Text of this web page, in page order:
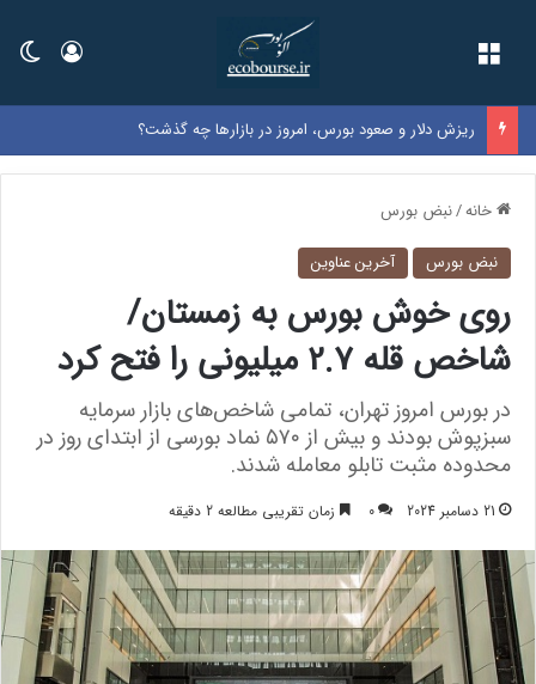
ورود
ریزش دلار و صعود بورس، امروز در بازارها چه گذشت؟
خانه/نبض بورس
نبض بورس آخرین عناوین
روی خوش بورس به زمستان/
شاخص قله 2.7 میلیونی را فتح کرد
در بورس امروز تهران، تمامی شاخص‌های بازار سرمایه
سبزپوش بودند و بیش از ۵۷۰ نماد بورسی از ابتدای روز در
محدوده مثبت تابلو معامله شدند.
21 دسامبر 2024 0 زمان تقریبی مطالعه 2 دقیقه